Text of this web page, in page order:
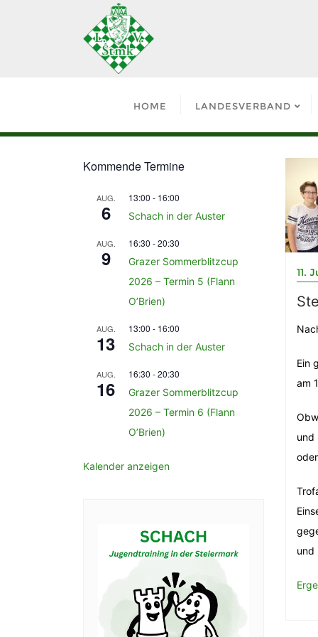
HOME LANDESVERBAND
11.
Ein
am
und
und
Kommende Termine
AUG.
6
13:00 - 16:00
Schach in der Auster
AUG.
9
16:30 -20:30
Grazer Sommerblitzcup
2026 – Termin 5 (Flann
O’Brien)
AUG.
13
13:00 - 16:00
Schach in der Auster
AUG.
16
16:30 -20:30
Grazer Sommerblitzcup
2026 – Termin 6 (Flann
O’Brien)
Kalender anzeigen